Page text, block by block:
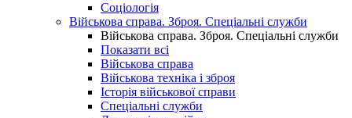
Соціологія
Військова справа. Зброя. Спеціальні служби
Військова справа. Зброя. Спеціальні служби
Показати всі
Військова справа
Військова техніка і зброя
Історія військової справи
Спеціальні служби